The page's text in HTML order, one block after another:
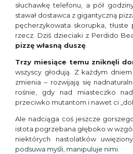
słuchawkę telefonu, a pół
stawał dostawca z gigantyczną
pęcherzykowata skorupka, tłuste
rzecz. Dziś dzieciaki z Perdido
pizzę własną duszę.
Trzy miesiące temu zniknęli
wszyscy głodują. Z każdym
zmienia – rozwijają się
rośnie, gdy nad miasteczko
przeciwko mutantom i nawet ci
Ale nadciąga coś jeszcze
istota pogrzebana głęboko w
niektórych nastolatków
podsuwa myśli, manipuluje nimi.